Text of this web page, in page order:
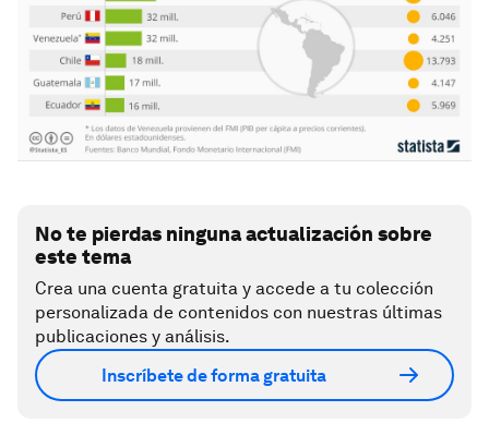
No te pierdas ninguna actualización sobre
este tema
Crea una cuenta gratuita y accede a tu colección
personalizada de contenidos con nuestras últimas
publicaciones y análisis.
Inscríbete de forma gratuita